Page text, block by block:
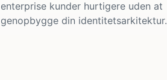
enterprise kunder hurtigere uden at
genopbygge din identitetsarkitektur.